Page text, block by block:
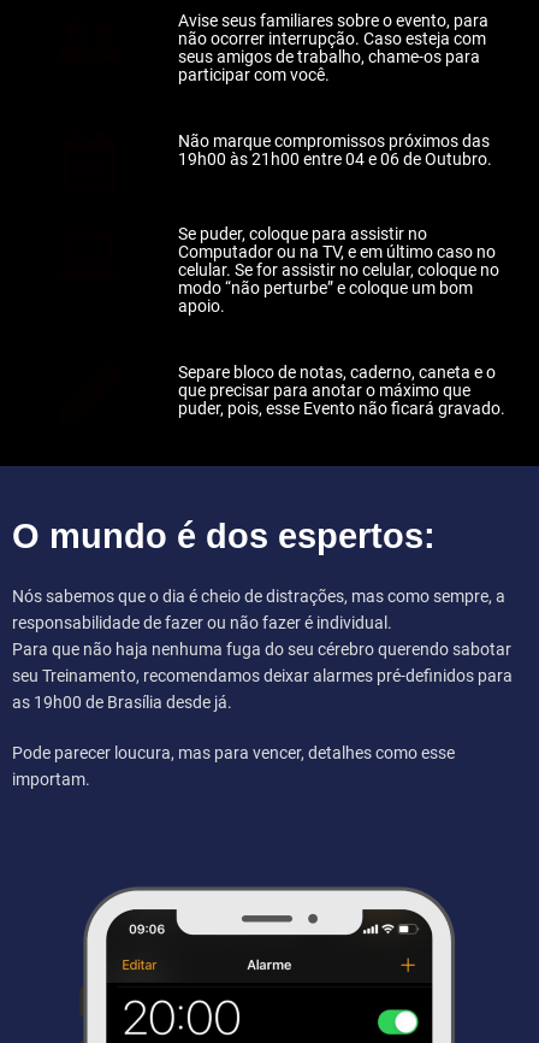
Avise seus familiares sobre o evento, para
não ocorrer interrupção. Caso esteja com
seus amigos de trabalho, chame-os para
participar com você.
Não marque compromissos próximos das
19h00 às 21h00 entre 04 e 06 de Outubro.
Se puder, coloque para assistir no
Computador ou na TV, e em último caso no
celular. Se for assistir no celular, coloque no
modo “não perturbe” e coloque um bom
apoio.
Separe bloco de notas, caderno, caneta e o
que precisar para anotar o máximo que
puder, pois, esse Evento não ficará gravado.
O mundo é dos espertos:
Nós sabemos que o dia é cheio de distrações, mas como sempre, a
responsabilidade de fazer ou não fazer é individual.
Para que não haja nenhuma fuga do seu cérebro querendo sabotar
seu Treinamento, recomendamos deixar alarmes pré-definidos para
as 19h00 de Brasília desde já.
Pode parecer loucura, mas para vencer, detalhes como esse
importam.